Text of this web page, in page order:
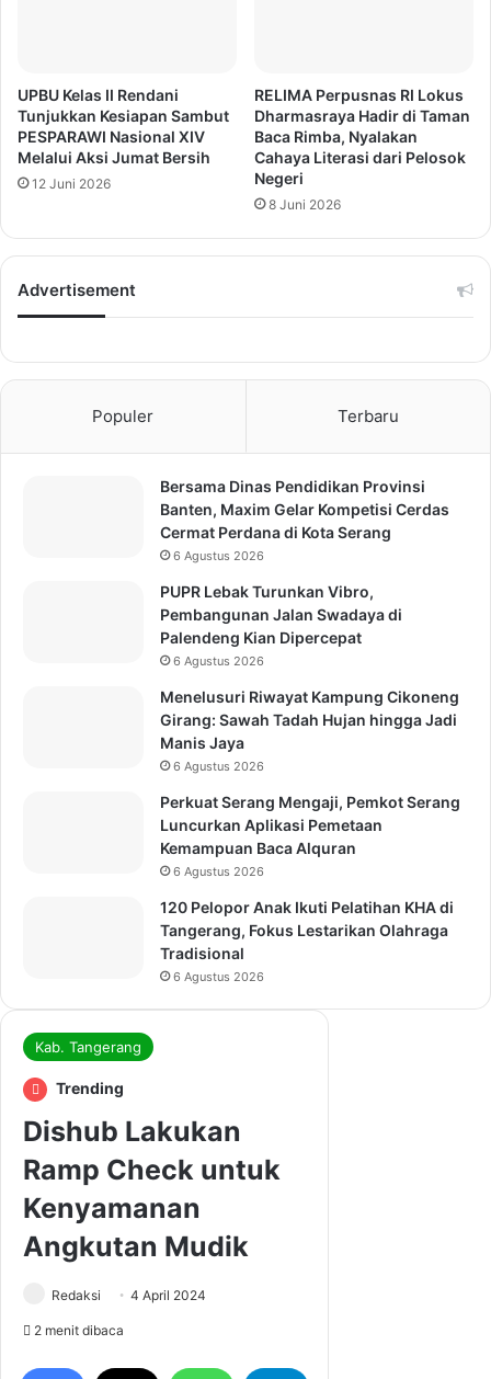
UPBU Kelas II Rendani
Tunjukkan Kesiapan Sambut
PESPARAWI Nasional XIV
Melalui Aksi Jumat Bersih
12 Juni 2026
RELIMA Perpusnas RI Lokus
Dharmasraya Hadir di Taman
Baca Rimba, Nyalakan
Cahaya Literasi dari Pelosok
Negeri
8 Juni 2026
Advertisement
Populer Terbaru
Bersama Dinas Pendidikan Provinsi
Banten, Maxim Gelar Kompetisi Cerdas
Cermat Perdana di Kota Serang
6 Agustus 2026
PUPR Lebak Turunkan Vibro,
Pembangunan Jalan Swadaya di
Palendeng Kian Dipercepat
6 Agustus 2026
Menelusuri Riwayat Kampung Cikoneng
Girang: Sawah Tadah Hujan hingga Jadi
Manis Jaya
6 Agustus 2026
Perkuat Serang Mengaji, Pemkot Serang
Luncurkan Aplikasi Pemetaan
Kemampuan Baca Alquran
6 Agustus 2026
120 Pelopor Anak Ikuti Pelatihan KHA di
Tangerang, Fokus Lestarikan Olahraga
Tradisional
6 Agustus 2026